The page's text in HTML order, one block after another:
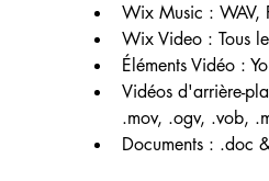
Wix Music : WAV,
Wix Video : Tous
Éléments Vidéo :
Vidéos d'arrière-
.mov, .ogv, .vob,
Documents :